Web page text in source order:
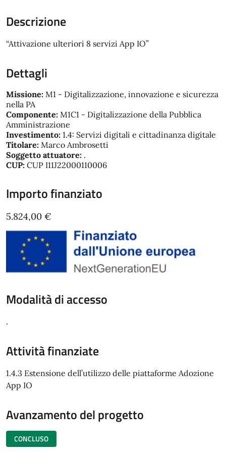
Descrizione
“Attivazione ulteriori 8 servizi App IO”
Dettagli
Missione: M1 - Digitalizzazione, innovazione e sicurezza
nella PA
Componente: M1C1 - Digitalizzazione della Pubblica
Amministrazione
Investimento: 1.4: Servizi digitali e cittadinanza digitale
Titolare: Marco Ambrosetti
Soggetto attuatore: .
CUP: CUP I11J22000110006
Importo finanziato
5.824,00 €
Modalità di accesso
.
Attività finanziate
1.4.3 Estensione dell’utilizzo delle piattaforme Adozione
App IO
Avanzamento del progetto
CONCLUSO